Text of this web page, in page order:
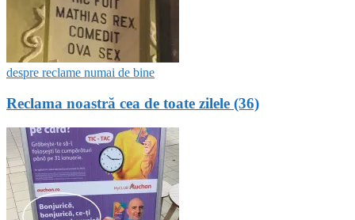
despre reclame numai de bine
Reclama noastră cea de toate zilele (36)